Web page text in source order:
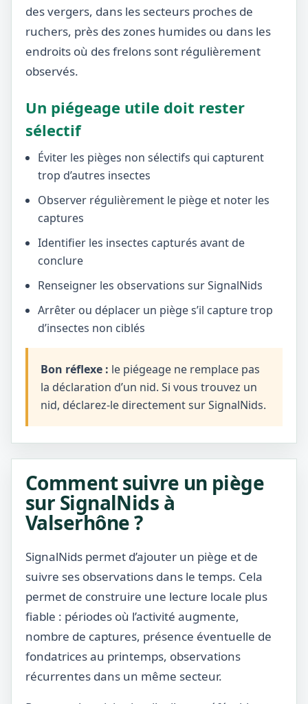
des vergers, dans les secteurs proches de
ruchers, près des zones humides ou dans les
endroits où des frelons sont régulièrement
observés.
Un piégeage utile doit rester
sélectif
Éviter les pièges non sélectifs qui capturent
trop d’autres insectes
Observer régulièrement le piège et noter les
captures
Identifier les insectes capturés avant de
conclure
Renseigner les observations sur SignalNids
Arrêter ou déplacer un piège s’il capture trop
d’insectes non ciblés
Bon réflexe : le piégeage ne remplace pas
la déclaration d’un nid. Si vous trouvez un
nid, déclarez-le directement sur SignalNids.
Comment suivre un piège
sur SignalNids à
Valserhône ?
SignalNids permet d’ajouter un piège et de
suivre ses observations dans le temps. Cela
permet de construire une lecture locale plus
fiable : périodes où l’activité augmente,
nombre de captures, présence éventuelle de
fondatrices au printemps, observations
récurrentes dans un même secteur.